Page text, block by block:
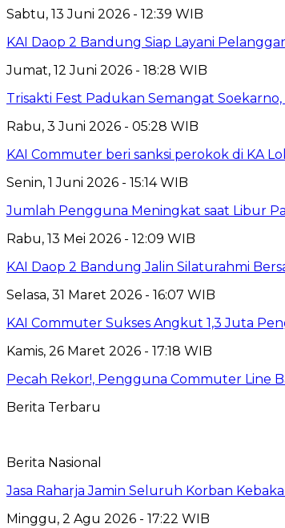
Sabtu, 13 Juni 2026 - 12:39 WIB
KAI Daop 2 Bandung Siap Layani
Jumat, 12 Juni 2026 - 18:28 WIB
Trisakti Fest Padukan Semangat
Rabu, 3 Juni 2026 - 05:28 WIB
KAI Commuter beri sanksi perokok di KA
Senin, 1 Juni 2026 - 15:14 WIB
Jumlah Pengguna Meningkat saat Libur
Rabu, 13 Mei 2026 - 12:09 WIB
KAI Daop 2 Bandung Jalin Silaturahmi
Selasa, 31 Maret 2026 - 16:07 WIB
KAI Commuter Sukses Angkut 1,3 Juta
Kamis, 26 Maret 2026 - 17:18 WIB
Pecah Rekor!, Pengguna Commuter Line
Berita Terbaru
Berita Nasional
Jasa Raharja Jamin Seluruh Korban
Minggu, 2 Agu 2026 - 17:22 WIB